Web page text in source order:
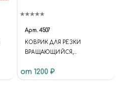
Арт. 4507
КОВРИК ДЛЯ РЕЗКИ
ВРАЩАЮЩИЙСЯ,
ИЙСЯ 4-Х СЛОЙНЫЙ, 350 Х
350, JAS 4507
от 1200 ₽